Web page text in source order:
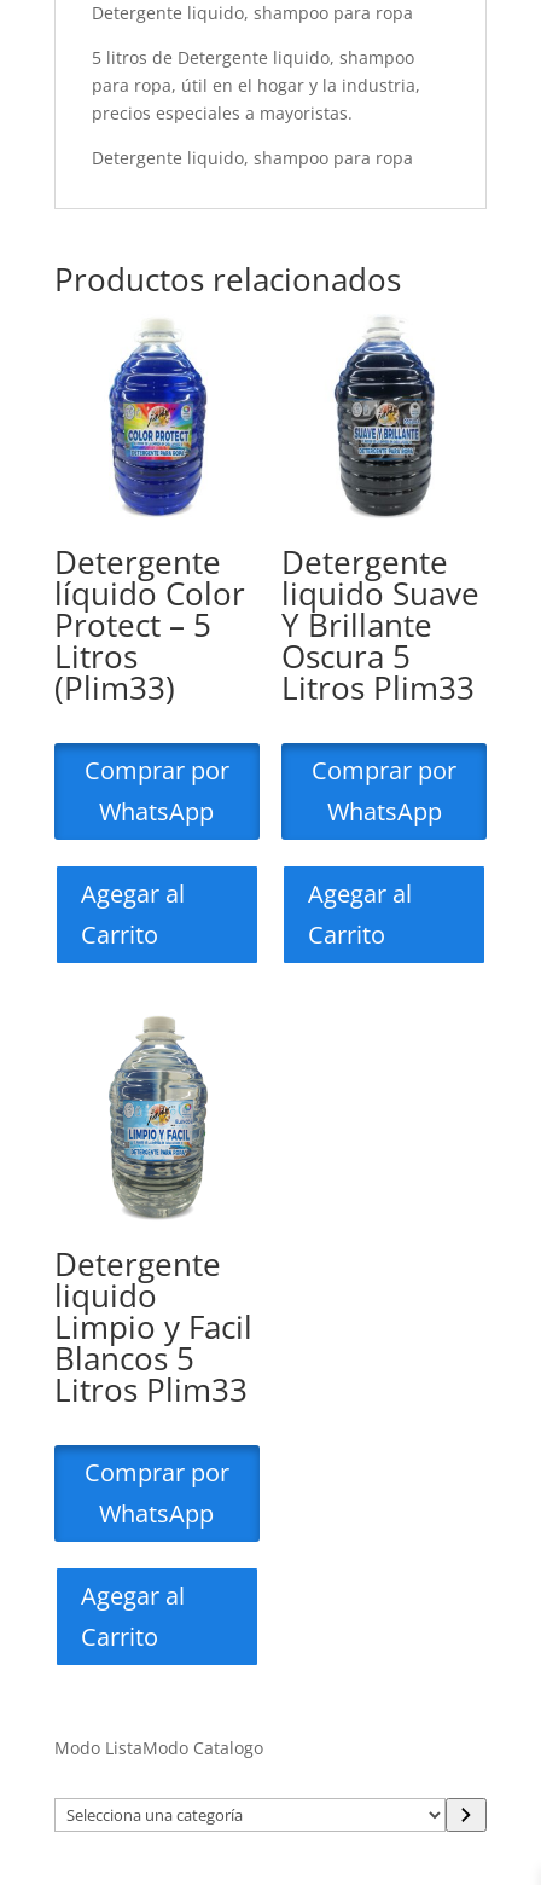
Detergente liquido, shampoo para ropa
5 litros de Detergente liquido, shampoo
para ropa, útil en el hogar y la industria,
precios especiales a mayoristas.
Detergente liquido, shampoo para ropa
Productos relacionados
Detergente
líquido Color
Protect – 5
Litros
(Plim33)
Comprar por
WhatsApp
Agegar al
Carrito
Detergente
liquido Suave
Y Brillante
Oscura 5
Litros Plim33
Comprar por
WhatsApp
Agegar al
Carrito
Detergente
liquido
Limpio y Facil
Blancos 5
Litros Plim33
Comprar por
WhatsApp
Agegar al
Carrito
Modo ListaModo Catalogo
Selecciona
una